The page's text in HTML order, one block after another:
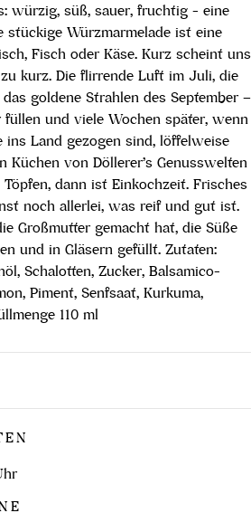
würzig, süß, sauer, fruchtig - eine
stückige Würzmarmelade ist eine
Fisch oder Käse. Kurz scheint uns
kurz. Die flirrende Luft im Juli, die
goldene Strahlen des September –
füllen und viele Wochen später, wenn
ins Land gezogen sind, löffelweise
Küchen von Döllerer’s Genusswelten
dann ist Einkochzeit. Frisches
noch allerlei, was reif und gut ist.
Großmutter gemacht hat, die Süße
und in Gläsern gefüllt. Zutaten:
Schalotten, Zucker, Balsamico-
Piment, Senfsaat, Kurkuma,
110 ml